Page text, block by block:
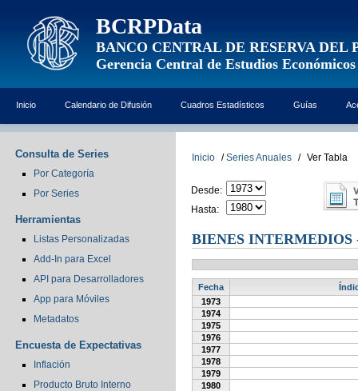
BCRPData
BANCO CENTRAL DE RESERVA DEL
Gerencia Central de Estudios Económicos
Inicio Calendario de Difusión Cuadros Estadísticos Guías
Consulta de Series
Por Categoría
Por Series
Herramientas
Listas Personalizadas
Add-In para Excel
API para Desarrolladores
App para Móviles
Metadatos
Encuesta de Expectativas
Inflación
Producto Bruto Interno
Inicio / Series Anuales / Ver Tabla
Desde:
Hasta:
BIENES INTERMEDIOS
Fecha
1973
1974
1975
1976
1977
1978
1979
1980